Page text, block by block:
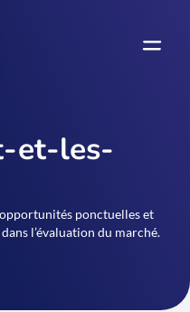
et-les-
ponctuelles et
l’évaluation du marché.